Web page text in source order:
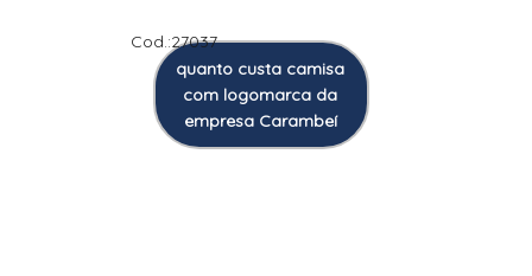
Cod.:27037
quanto custa camisa
com logomarca da
empresa Carambeí